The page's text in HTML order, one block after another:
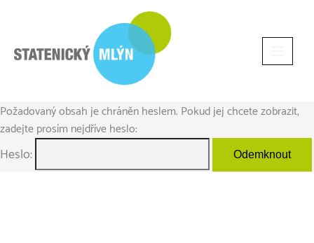
Požadovaný obsah je chráněn heslem. Pokud jej chcete zobrazit,
zadejte prosím nejdříve heslo:
Heslo: